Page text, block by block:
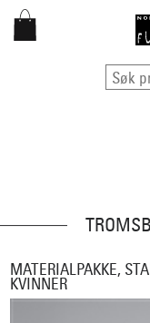
MATERIALPAKKE,
KVINNER